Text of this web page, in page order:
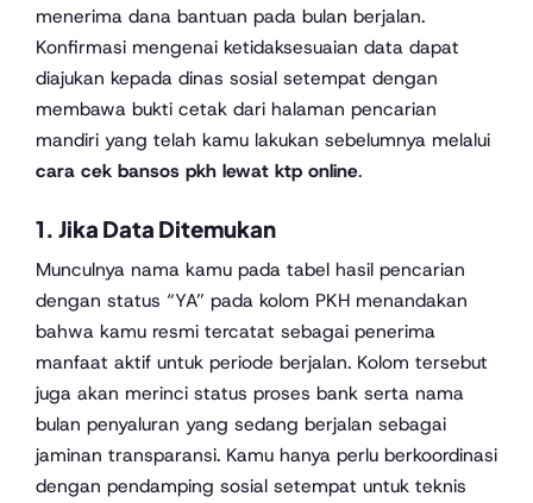
menerima dana bantuan pada bulan berjalan.
Konfirmasi mengenai ketidaksesuaian data dapat
diajukan kepada dinas sosial setempat dengan
membawa bukti cetak dari halaman pencarian
mandiri yang telah kamu lakukan sebelumnya melalui
cara cek bansos pkh lewat ktp online.
1. Jika Data Ditemukan
Munculnya nama kamu pada tabel hasil pencarian
dengan status “YA” pada kolom PKH menandakan
bahwa kamu resmi tercatat sebagai penerima
manfaat aktif untuk periode berjalan. Kolom tersebut
juga akan merinci status proses bank serta nama
bulan penyaluran yang sedang berjalan sebagai
jaminan transparansi. Kamu hanya perlu berkoordinasi
dengan pendamping sosial setempat untuk teknis